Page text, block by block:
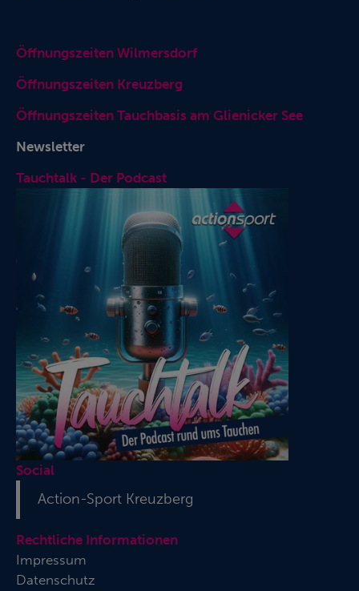
Öffnungszeiten Wilmersdorf
Öffnungszeiten Kreuzberg
Öffnungszeiten Tauchbasis am Glienicker See
Newsletter
Tauchtalk - Der Podcast
Social
Action-Sport Kreuzberg
Rechtliche Informationen
Impressum
Datenschutz